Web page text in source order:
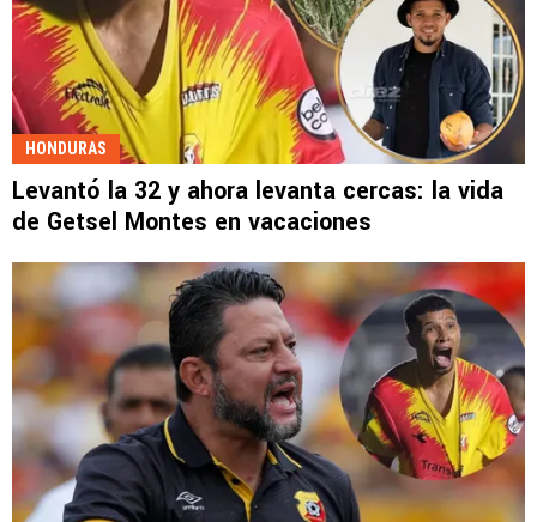
HONDURAS
Levantó la 32 y ahora levanta cercas: la vida
de Getsel Montes en vacaciones